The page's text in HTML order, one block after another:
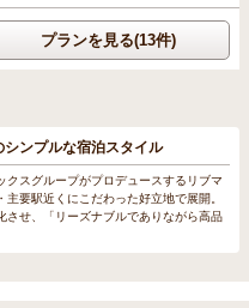
プランを見る(13件)
ンプルな宿泊スタイル
スグループがプロデュースするリブマ
要駅近くにこだわった好立地で展開。
させ、「リーズナブルでありながら高品